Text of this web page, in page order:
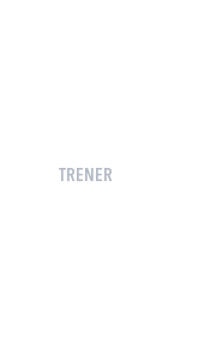
TRENER